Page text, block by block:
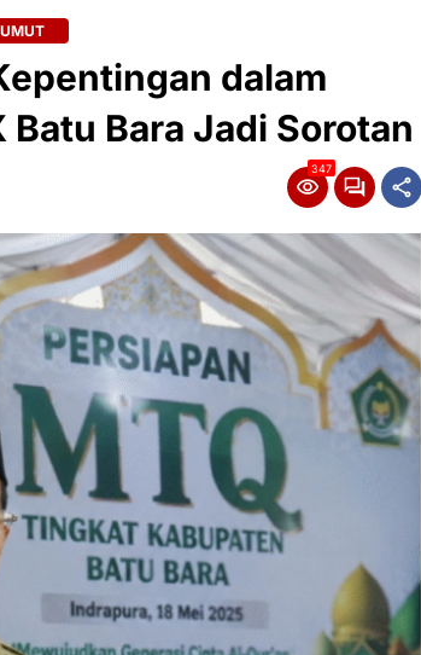
dalam
Batu Bara Jadi Sorotan
347